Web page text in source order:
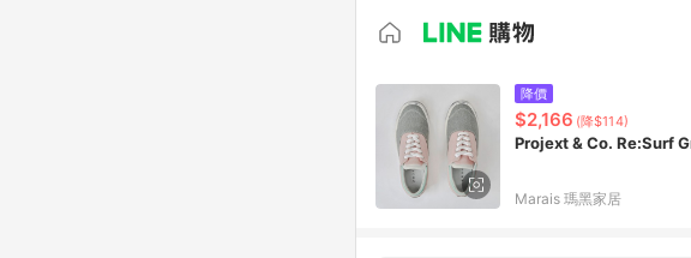
降價
$2,166 (降$114)
Projext & Co. Re:Surf
Marais 瑪黑家居